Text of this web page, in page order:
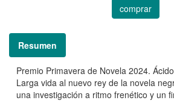
comprar
Resumen
Premio Primavera de Novela 2024.
Larga vida al nuevo rey de la novela
una investigación a ritmo frenético y un